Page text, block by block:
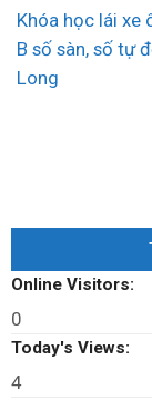
Khóa học lái xe
B số sàn, số tự
Long
Online Visitors:
0
Today's Views:
4